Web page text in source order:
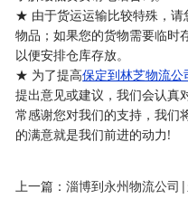
★ 由于货运运输比较特殊，请
物品；如果您的货物需要临时
以便安排仓库存放。
★ 为了提高保定到林芝物流公
提出意见或建议，我们会认真
常感谢您对我们的支持，我们
的满意就是我们前进的动力!
上一篇：淄博到永州物流公司